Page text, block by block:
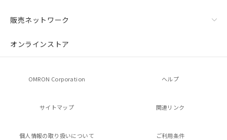
販売ネットワーク
オンラインストア
OMRON Corporation ヘルプ
サイトマップ 関連リンク
個人情報の取り扱いについて ご利用条件